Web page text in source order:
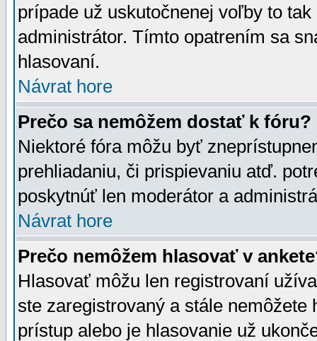
prípade už uskutočnenej voľby to
administrátor. Tímto opatrením sa
hlasovaní.
Návrat hore
Prečo sa nemôžem dostať k fóru?
Niektoré fóra môžu byť
prehliadaniu, či prispievaniu atď.
poskytnúť len moderátor a
Návrat hore
Prečo nemôžem hlasovať v
Hlasovať môžu len registrovaní
ste zaregistrovaný a stále
prístup alebo je hlasovanie už